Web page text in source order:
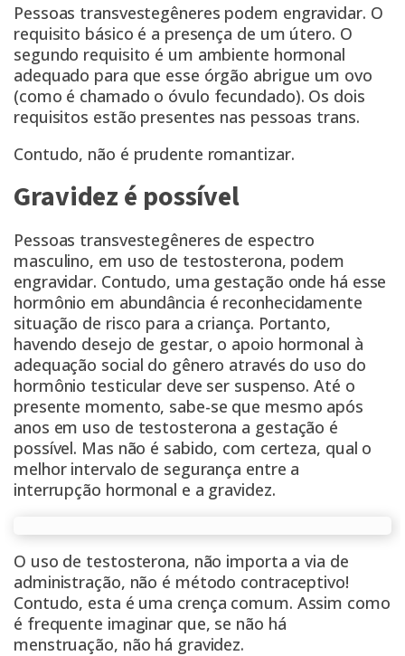
Pessoas transvestegêneres podem engravidar. O
requisito básico é a presença de um útero. O
segundo requisito é um ambiente hormonal
adequado para que esse órgão abrigue um ovo
(como é chamado o óvulo fecundado). Os dois
requisitos estão presentes nas pessoas trans.
Contudo, não é prudente romantizar.
Gravidez é possível
Pessoas transvestegêneres de espectro
masculino, em uso de testosterona, podem
engravidar. Contudo, uma gestação onde há esse
hormônio em abundância é reconhecidamente
situação de risco para a criança. Portanto,
havendo desejo de gestar, o apoio hormonal à
adequação social do gênero através do uso do
hormônio testicular deve ser suspenso. Até o
presente momento, sabe-se que mesmo após
anos em uso de testosterona a gestação é
possível. Mas não é sabido, com certeza, qual o
melhor intervalo de segurança entre a
interrupção hormonal e a gravidez.
O uso de testosterona, não importa a via de
administração, não é método contraceptivo!
Contudo, esta é uma crença comum. Assim como
é frequente imaginar que, se não há
menstruação, não há gravidez.